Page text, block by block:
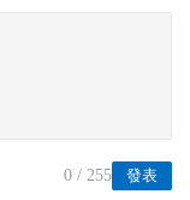
發表
0 / 255